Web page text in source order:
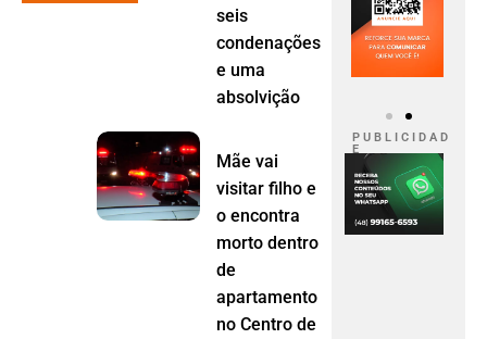
seis
condenações
e uma
absolvição
Mãe vai
visitar filho e
o encontra
morto dentro
de
apartamento
no Centro de
P U B L I C I D A D
E